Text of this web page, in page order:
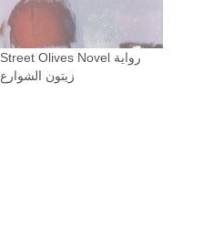
Street Olives Novel رواية
زيتون الشوارع